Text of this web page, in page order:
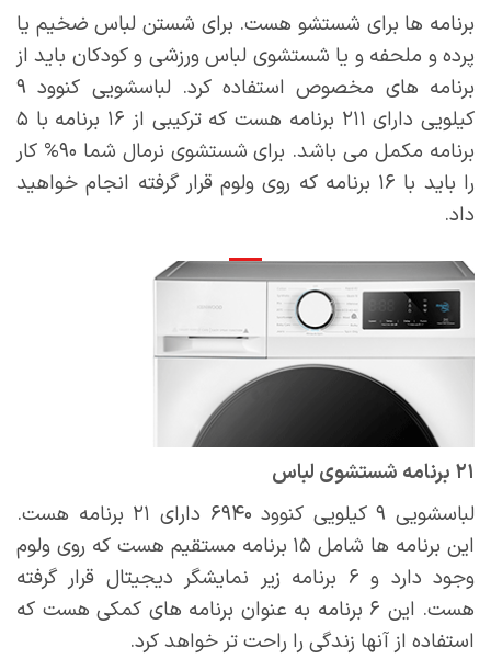
برنامه ها برای شستشو هست. برای شستن لباس ضخیم یا
پرده و ملحفه و یا شستشوی لباس ورزشی و کودکان باید از
برنامه های مخصوص استفاده کرد. لباسشویی کنوود ۹
کیلویی دارای ۲۱۱ برنامه هست که ترکیبی از ۱۶ برنامه با ۵
برنامه مکمل می باشد. برای شستشوی نرمال شما ۹۰% کار
را باید با ۱۶ برنامه که روی ولوم قرار گرفته انجام خواهید
داد.
۲۱ برنامه شستشوی لباس
لباسشویی ۹ کیلویی کنوود ۶۹۴۰ دارای ۲۱ برنامه هست.
این برنامه ها شامل ۱۵ برنامه مستقیم هست که روی ولوم
وجود دارد و ۶ برنامه زیر نمایشگر دیجیتال قرار گرفته
هست. این ۶ برنامه به عنوان برنامه های کمکی هست که
استفاده از آنها زندگی را راحت تر خواهد کرد.